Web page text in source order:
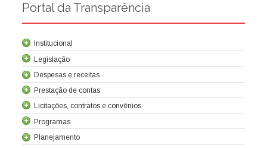
Portal da Transparência
Institucional
Legislação
Leis relacionadas
Despesas e receitas
Prestação de contas
Licitações, contratos e convênios
Programas
Planejamento